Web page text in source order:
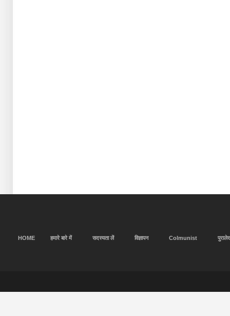
HOME हमारे बारे में सदस्यता लें विज्ञापन Colmunist